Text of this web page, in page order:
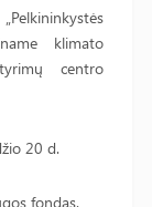
klimato
centro
20 d.
fondas.